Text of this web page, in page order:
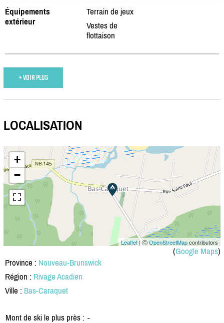
Équipements
extérieur
Terrain de jeux
Vestes de
flottaison
+ VOIR PLUS
LOCALISATION
+
−
Leaflet | ⒸOpenStreetMapcontributors
(Google Maps)
Province : Nouveau-Brunswick
Région : Rivage Acadien
Ville : Bas-Caraquet
Mont de ski le plus près : -